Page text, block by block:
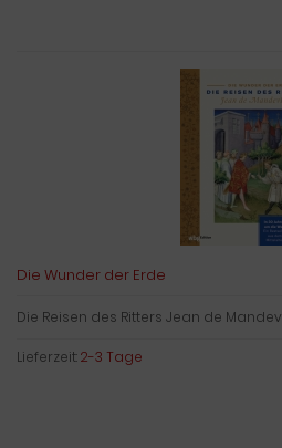
Die Wunder der Erde
Die Reisen des Ritters Jean de
Lieferzeit:2-3 Tage